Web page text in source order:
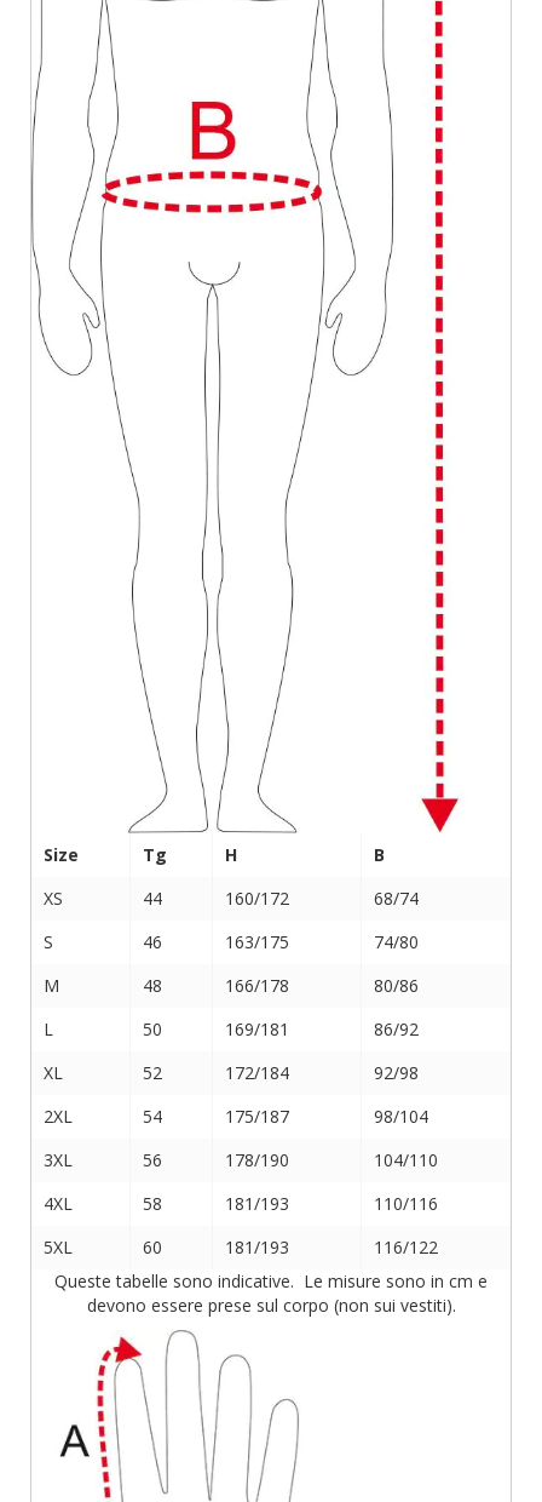
Size Tg H
B
XS
44 160/172
68/74
S
46 163/175
74/80
M
48 166/178
80/86
L
50 169/181
86/92
XL
52 172/184
92/98
2XL
54 175/187
98/104
3XL
56 178/190
104/110
4XL
58 181/193
110/116
5XL
60 181/193
116/122
Queste tabelle sono indicative. Le misure sono in cm e
devono essere prese sul corpo (non sui vestiti).